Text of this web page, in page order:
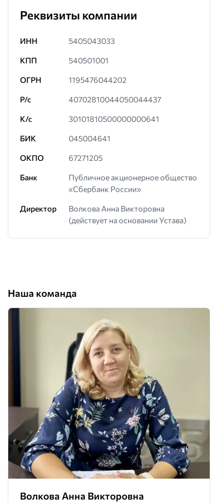
Реквизиты компании
ИНН 5405043033
КПП 540501001
ОГРН 1195476044202
Р/с 40702810044050044437
К/с 30101810500000000641
БИК 045004641
ОКПО 67271205
Банк
Публичное акционерное общество
«Сбербанк России»
Директор
Волкова Анна Викторовна
(действует на основании Устава)
Наша команда
Волкова Анна Викторовна